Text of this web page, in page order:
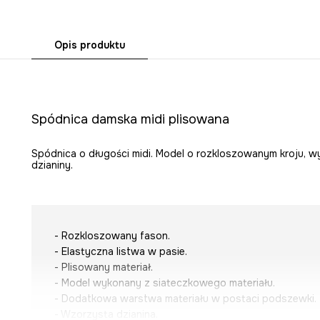
Opis produktu
Spódnica damska midi plisowana
Spódnica o długości midi. Model o rozkloszowanym kroju,
dzianiny.
- Rozkloszowany fason.
- Elastyczna listwa w pasie.
- Plisowany materiał.
- Model wykonany z siateczkowego materiału.
- Dodatkowa warstwa materiału w postaci podszewki.